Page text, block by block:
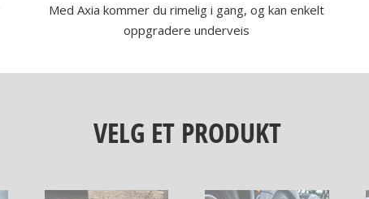
Med Axia kommer du rimelig i gang, og kan enkelt
oppgradere underveis
VELG ET PRODUKT